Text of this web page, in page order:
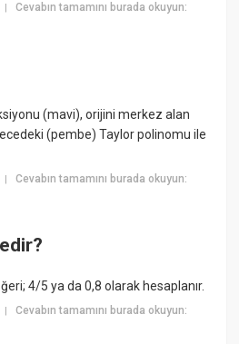
|Cevabın tamamını burada okuyun:
(mavi), orijini merkez alan
(pembe) Taylor polinomu ile
|Cevabın tamamını burada okuyun:
4/5 ya da 0,8 olarak hesaplanır.
|Cevabın tamamını burada okuyun: